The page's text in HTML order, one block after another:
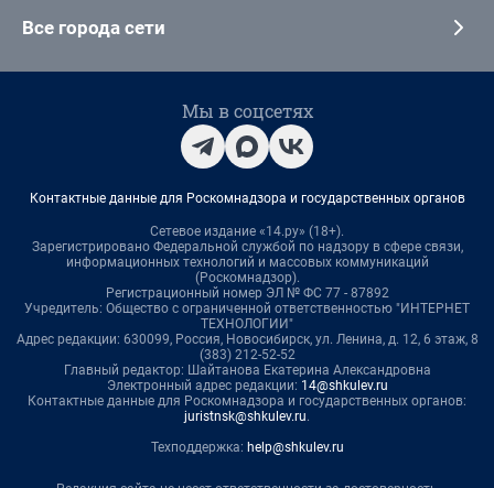
Все города сети
Мы в соцсетях
Контактные данные для Роскомнадзора и государственных органов
Сетевое издание «14.ру» (18+).
Зарегистрировано Федеральной службой по надзору в сфере связи,
информационных технологий и массовых коммуникаций
(Роскомнадзор).
Регистрационный номер ЭЛ № ФС 77 - 87892
Учредитель: Общество с ограниченной ответственностью "ИНТЕРНЕТ
ТЕХНОЛОГИИ"
Адрес редакции: 630099, Россия, Новосибирск, ул. Ленина, д. 12, 6 этаж, 8
(383) 212-52-52
Главный редактор: Шайтанова Екатерина Александровна
Электронный адрес редакции: 14@shkulev.ru
Контактные данные для Роскомнадзора и государственных органов:
juristnsk@shkulev.ru.
Техподдержка: help@shkulev.ru